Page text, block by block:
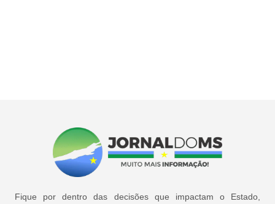
Fique por dentro das decisões que impactam o Estado,